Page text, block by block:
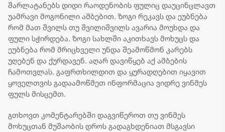
შარლატანებს დიდი რაოდენობის ფულიც დაუცინცლავთ
უამრავი მოგონილი ამბებით. ზოგი რეკავს და ეუბნება
რომ მათ შვილს თუ შვილიშვილს ავარია მოუხდა და
ფული სჭირდება. ზოგი სახლში აკითხავს მოხუცს და
ეუბნება რომ მრიცხველი უნდა შეამოწმონ კარებს
უღებენ და ქურდავენ. აღარ დავიწყებ აქ ამბების
ჩამოთვლას. გაფრთხილდით და ყურადღებით იყავით
ყოველთვის გადაამოწმეთ ინფორმაცია ვიდრე ვინმეს
ფულს მისცემთ.
გთხოვთ კომენტარებში დაგვიწეროთ თუ ვინმეს
მოხუცთან მუშაობის დროს გადაგხდენიათ მსგავსი